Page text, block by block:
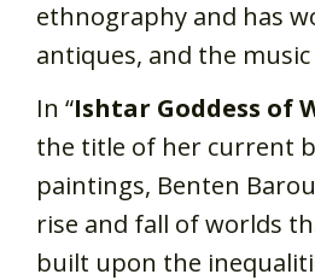
ethnography and has
antiques, and the
In “Ishtar Goddess of
the title of her current
paintings, Benten
rise and fall of worlds
built upon the